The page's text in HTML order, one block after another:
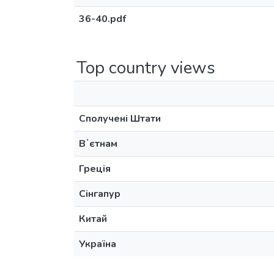
36-40.pdf
Top country views
Сполучені Штати
Вʼєтнам
Греція
Сінгапур
Китай
Україна